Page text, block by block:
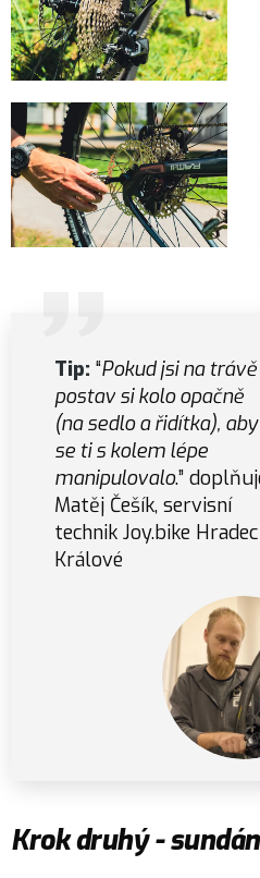
Tip: “Pokud jsi na trávě
postav si kolo opačně
(na sedlo a řidítka), aby
se ti s kolem lépe
manipulovalo.”
Matěj Češík, servisní
technik Joy.bike Hradec
Králové
Krok druhý -